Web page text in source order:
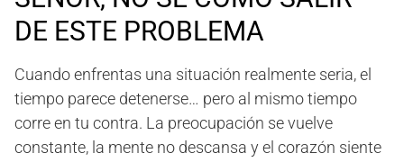
DE ESTE PROBLEMA
Cuando enfrentas una situación realmente seria, el
tiempo parece detenerse… pero al mismo tiempo
corre en tu contra. La preocupación se vuelve
constante, la mente no descansa y el corazón siente